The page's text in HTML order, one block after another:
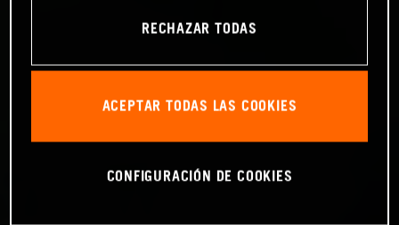
RECHAZAR TODAS
ACEPTAR TODAS LAS COOKIES
CONFIGURACIÓN DE COOKIES